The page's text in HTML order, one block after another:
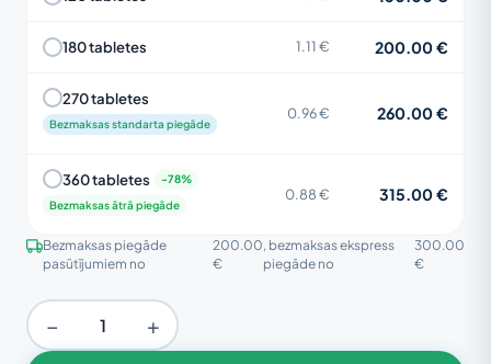
180 tabletes 1.11 € 200.00 €
270 tabletes
Bezmaksas standarta piegāde
0.96 € 260.00 €
360 tabletes
Bezmaksas ātrā piegāde
0.88 € 315.00 €
Bezmaksas piegāde
pasūtījumiem no
200.00
€
, bezmaksas ekspress
piegāde no
300.00
€
− +